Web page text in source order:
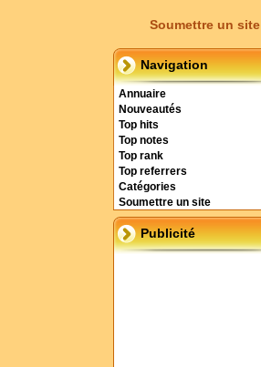
Soumettre un site
Navigation
Annuaire
Nouveautés
Top hits
Top notes
Top rank
Top referrers
Catégories
Soumettre un site
Publicité